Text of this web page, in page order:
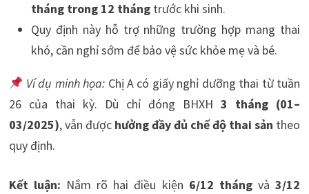
tháng trong 12 thángtrước khi sinh.
Quy định này hỗ trợ những trường hợp mang thai
khó, cần nghỉ sớm để bảo vệ sức khỏe mẹ và bé.
Ví dụ minh họa: Chị A có giấy nghỉ dưỡng thai từ tuần
26 của thai kỳ. Dù chỉ đóng BHXH3 tháng (01–
03/2025), vẫn được hưởng đầy đủ chế độ thai sản theo
quy định.
Kết luận: Nắm rõ hai điều kiện 6/12 thángvà3/12